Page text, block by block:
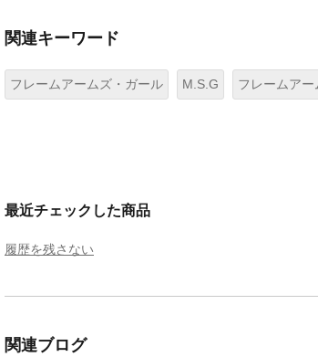
関連キーワード
フレームアームズ・ガール M.S.G フレームアー
最近チェックした商品
履歴を残さない
関連ブログ